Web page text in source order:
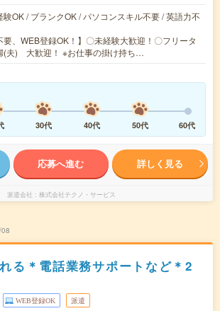
験OK / ブランクOK / パソコンスキル不要 / 英語力不
要、WEB登録OK！】〇未経験大歓迎！〇フリータ
(夫) 大歓迎！ ※お仕事の掛け持ち…
30代 40代 50代 60代
応募へ進む 詳しく見る
派遣会社 株式会社テクノ・サービス
る＊電話業務サポートなど＊2
WEB登録OK 派遣